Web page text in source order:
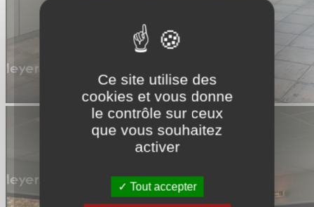
Ce site utilise des
cookies et vous donne
le contrôle sur ceux
que vous souhaitez
activer
Tout accepter